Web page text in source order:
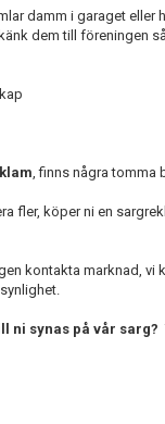
damm i garaget eller
dem till föreningen
, finns några tomma
fler, köper ni en
kontakta marknad, vi
ni synas på vår sarg?